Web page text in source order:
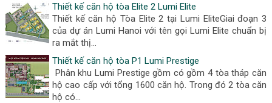
Thiết kế căn hộ tòa Elite 2 Lumi Elite
Thiết kế căn hộ Tòa Elite 2 tại Lumi EliteGiai đoạn 3
của dự án Lumi Hanoi với tên gọi Lumi Elite chuẩn bị
ra mắt thị...
Thiết kế căn hộ tòa P1 Lumi Prestige
Phân khu Lumi Prestige gồm có gồm 4 tòa tháp căn
hộ cao cấp với tổng 1600 căn hộ. Trong đó 2 tòa căn
hộ có...